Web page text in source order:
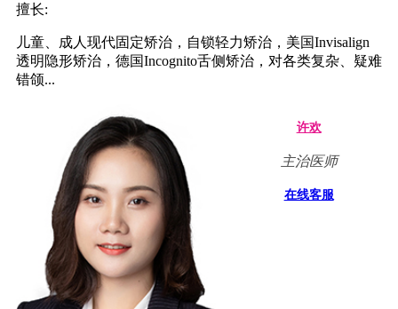
擅长:
儿童、成人现代固定矫治，自锁轻力矫治，美国Invisalign
透明隐形矫治，德国Incognito舌侧矫治，对各类复杂、疑难
错颌...
许欢
主治医师
在线客服